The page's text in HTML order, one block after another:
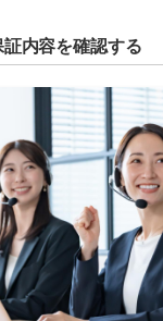
内容を確認する